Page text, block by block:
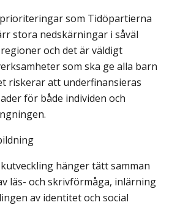
som Tidöpartierna
stora nedskärningar i såväl
och det är väldigt
som ska ge alla barn
riskerar att underfinansieras
för både individen och
hänger tätt samman
läs- och skriv­förmåga, inlärning
av identitet och social